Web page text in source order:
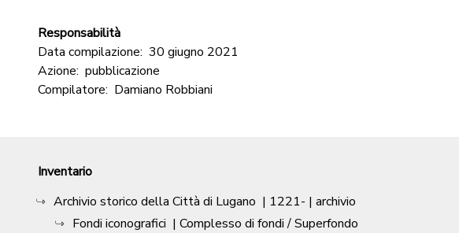
Responsabilità
Data compilazione: 30 giugno 2021
Azione: pubblicazione
Compilatore: Damiano Robbiani
Inventario
Archivio storico della Città di Lugano | 1221- | archivio
Fondi iconografici | Complesso di fondi / Superfondo